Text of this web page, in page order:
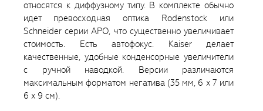
относятся к диффузному типу. В комплекте обычно
идет превосходная оптика Rodenstock или
Schneider серии APO, что существенно увеличивает
стоимость. Есть автофокус. Kaiser делает
качественные, удобные конденсорные увеличители
с ручной наводкой. Версии различаются
максимальным форматом негатива (35 мм, 6 x 7 или
6 x 9 см).